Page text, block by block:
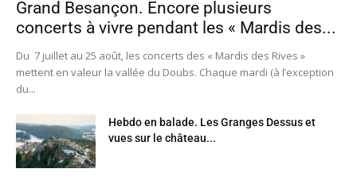
Grand Besançon. Encore plusieurs
concerts à vivre pendant les « Mardis des...
Du 7 juillet au 25 août, les concerts des « Mardis des Rives »
mettent en valeur la vallée du Doubs. Chaque mardi (à l’exception
du...
Hebdo en balade. Les Granges Dessus et
vues sur le château...